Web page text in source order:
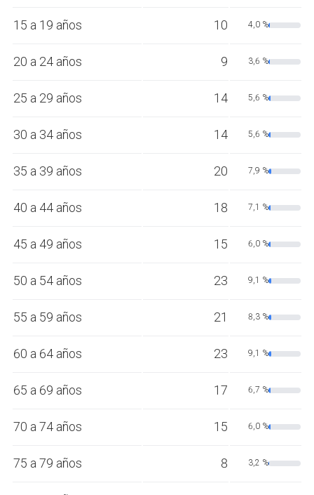
15 a 19 años 10 4,0 %
20 a 24 años 9 3,6 %
25 a 29 años 14 5,6 %
30 a 34 años 14 5,6 %
35 a 39 años 20 7,9 %
40 a 44 años 18 7,1 %
45 a 49 años 15 6,0 %
50 a 54 años 23 9,1 %
55 a 59 años 21 8,3 %
60 a 64 años 23 9,1 %
65 a 69 años 17 6,7 %
70 a 74 años 15 6,0 %
75 a 79 años 8 3,2 %